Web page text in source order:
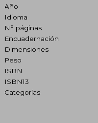
Año
Idioma
N° páginas
Encuadernación
Dimensiones
Peso
ISBN
ISBN13
Categorías